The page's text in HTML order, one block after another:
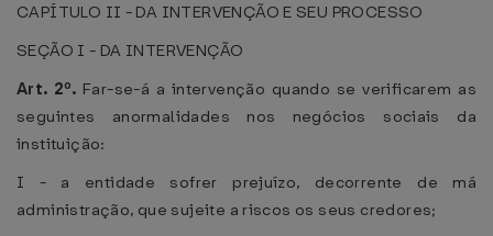
CAPÍTULO II - DA INTERVENÇÃO E SEU PROCESSO
SEÇÃO I - DA INTERVENÇÃO
Art. 2º. Far-se-á a intervenção quando se verificarem as
seguintes anormalidades nos negócios sociais da
instituição:
I - a entidade sofrer prejuízo, decorrente de má
administração, que sujeite a riscos os seus credores;